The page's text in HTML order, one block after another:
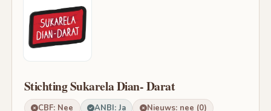
Stichting Sukarela Dian- Darat
CBF: Nee ANBI: Ja Nieuws: nee (0)